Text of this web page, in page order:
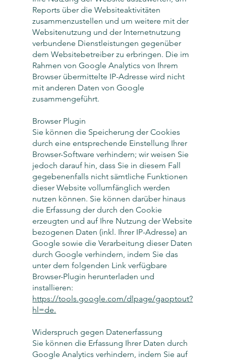
Reports über die Websiteaktivitäten
zusammenzustellen und um weitere mit der
Websitenutzung und der Internetnutzung
verbundene Dienstleistungen gegenüber
dem Websitebetreiber zu erbringen. Die im
Rahmen von Google Analytics von Ihrem
Browser übermittelte IP-Adresse wird nicht
mit anderen Daten von Google
zusammengeführt.
Browser Plugin
Sie können die Speicherung der Cookies
durch eine entsprechende Einstellung Ihrer
Browser-Software verhindern; wir weisen Sie
jedoch darauf hin, dass Sie in diesem Fall
gegebenenfalls nicht sämtliche Funktionen
dieser Website vollumfänglich werden
nutzen können. Sie können darüber hinaus
die Erfassung der durch den Cookie
erzeugten und auf Ihre Nutzung der Website
bezogenen Daten (inkl. Ihrer IP-Adresse) an
Google sowie die Verarbeitung dieser Daten
durch Google verhindern, indem Sie das
unter dem folgenden Link verfügbare
Browser-Plugin herunterladen und
installieren:
https://tools.google.com/dlpage/gaoptout?
hl=de.
Widerspruch gegen Datenerfassung
Sie können die Erfassung Ihrer Daten durch
Google Analytics verhindern, indem Sie auf